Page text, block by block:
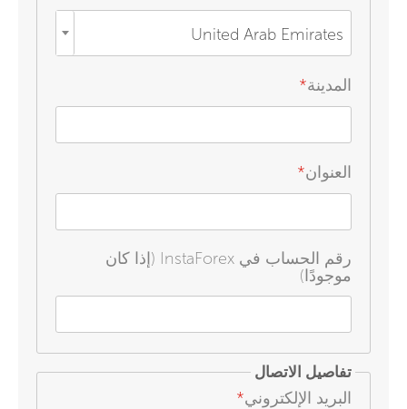
United Arab Emirates
المدينة*
العنوان*
رقم الحساب في InstaForex (إذا كان
موجودًا)
تفاصيل الاتصال
البريد الإلكتروني*